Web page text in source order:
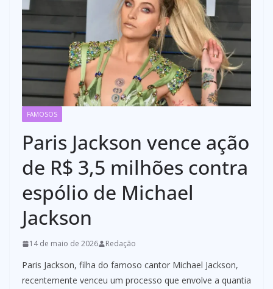
FAMOSOS
Paris Jackson vence ação
de R$ 3,5 milhões contra
espólio de Michael
Jackson
14 de maio de 2026 Redação
Paris Jackson, filha do famoso cantor Michael Jackson,
recentemente venceu um processo que envolve a quantia